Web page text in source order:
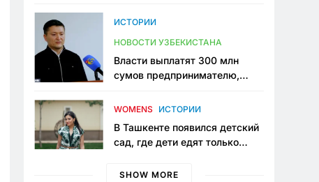
одно общественное
ИСТОРИИ
НОВОСТИ УЗБЕКИСТАНА
Власти выплатят 300 млн
сумов предпринимателю,
тюрьме по незаконному
WOMENS ИСТОРИИ
В Ташкенте появился детский
сад, где дети едят только
мама, которая устала просить
SHOW MORE